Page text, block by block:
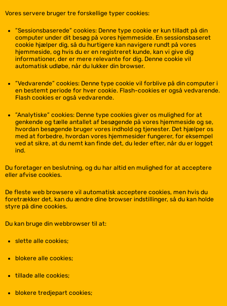
Vores servere bruger tre forskellige typer cookies:
”Sessionsbaserede” cookies: Denne type cookie er kun tilladt på din
computer under dit besøg på vores hjemmeside. En sessionsbaseret
cookie hjælper dig, så du hurtigere kan navigere rundt på vores
hjemmeside, og hvis du er en registreret kunde, kan vi give dig
informationer, der er mere relevante for dig. Denne cookie vil
automatisk udløbe, når du lukker din browser.
”Vedvarende” cookies: Denne type cookie vil forblive på din computer i
en bestemt periode for hver cookie. Flash-cookies er også vedvarende.
Flash cookies er også vedvarende.
”Analytiske” cookies: Denne type cookies giver os mulighed for at
genkende og tælle antallet af besøgende på vores hjemmeside og se,
hvordan besøgende bruger vores indhold og tjenester. Det hjælper os
med at forbedre, hvordan vores hjemmesider fungerer, for eksempel
ved at sikre, at du nemt kan finde det, du leder efter, når du er logget
ind.
Du foretager en beslutning, og du har altid en mulighed for at acceptere
eller afvise cookies.
De fleste web browsere vil automatisk acceptere cookies, men hvis du
foretrækker det, kan du ændre dine browser indstillinger, så du kan holde
styre på dine cookies.
Du kan bruge din webbrowser til at:
slette alle cookies;
blokere alle cookies;
tillade alle cookies;
blokere tredjepart cookies;